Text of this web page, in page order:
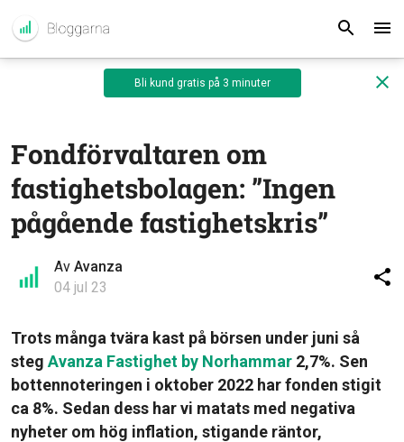
Bli kund gratis på 3 minuter
Fondförvaltaren om
fastighetsbolagen: ”Ingen
pågående fastighetskris”
Av Avanza
04 jul 23
Trots många tvära kast på börsen under juni så
steg Avanza Fastighet by Norhammar 2,7%. Sen
bottennoteringen i oktober 2022 har fonden stigit
ca 8%. Sedan dess har vi matats med negativa
nyheter om hög inflation, stigande räntor,